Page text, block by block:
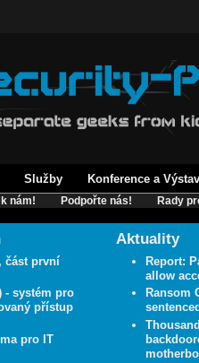
Služby Konference a
nám! Podpořte nás! Rady
část první
- systém pro
přístup
pro IT
Aktuality
Report:
allow
Ransom